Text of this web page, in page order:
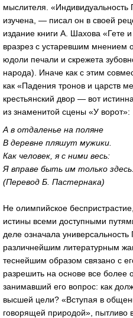
мыслителя. «Индивидуальность
изучена, — писал он в своей
издание книги А. Шахова «Гете
вразрез с устаревшим мнением
юдоли печали и скрежета
народа). Иначе как с этим
как «Падения тронов и царств
крестьянский двор — вот
из знаменитой сцены «У ворот»:
А в отдаленье на поляне
В деревне пляшут мужики.
Как человек, я с ними весь:
Я вправе быть им только здесь.
(Перевод Б. Пастернака)
Не олимпийское
истины всеми доступными
деле означала
различнейшим литературным
теснейшим образом связано с
разрешить на основе все более
занимавший его вопрос: как
высшей цели? «Вступая в
говорящей природой», пытливо